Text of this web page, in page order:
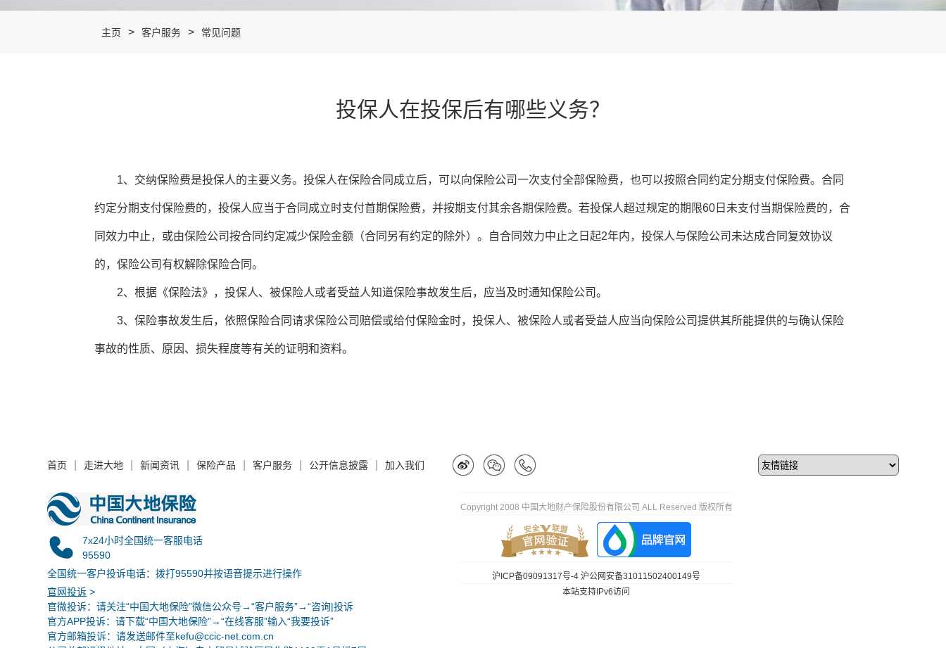
主页 > 客户服务 > 常见问题
投保人在投保后有哪些义务？
1、交纳保险费是投保人的主要义务。投保人在保险合同成立后，可以向保险公司一次支付全部保险费，也可以按照合同约定分期支付保险费。合同
约定分期支付保险费的，投保人应当于合同成立时支付首期保险费，并按期支付其余各期保险费。若投保人超过规定的期限60日未支付当期保险费的，合
同效力中止，或由保险公司按合同约定减少保险金额（合同另有约定的除外）。自合同效力中止之日起2年内，投保人与保险公司未达成合同复效协议
的，保险公司有权解除保险合同。
2、根据《保险法》，投保人、被保险人或者受益人知道保险事故发生后，应当及时通知保险公司。
3、保险事故发生后，依照保险合同请求保险公司赔偿或给付保险金时，投保人、被保险人或者受益人应当向保险公司提供其所能提供的与确认保险
事故的性质、原因、损失程度等有关的证明和资料。
首页 走进大地 新闻资讯 保险产品 客户服务 公开信息披露 加入我们
7x24小时全国统一客服电话
95590
全国统一客户投诉电话：拨打95590并按语音提示进行操作
官网投诉 >
官微投诉：请关注“中国大地保险”微信公众号→“客户服务”→“咨询|投诉
官方APP投诉：请下载“中国大地保险”→“在线客服”输入“我要投诉”
官方邮箱投诉：请发送邮件至kefu@ccic-net.com.cn
Copyright 2008 中国大地财产保险股份有限公司 ALL Reserved 版权所有
沪ICP备09091317号-4 沪公网安备31011502400149号
本站支持IPv6访问